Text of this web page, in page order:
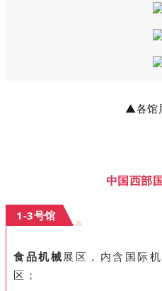
▲各馆
中国西部
1-3号馆
食品机械 展区，内含国际
区；